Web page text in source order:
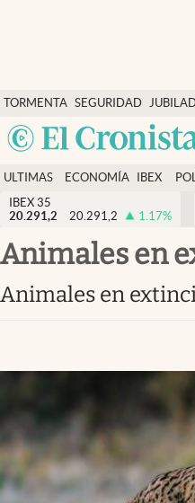
TORMENTA SEGURIDAD
SOCIAL
Economía y finanzas
Política
Actualidad
Criptomonedas
España
ULTIMAS
NOTICIAS
ECONOMÍA
FINANZAS
IBEX
EURO
IBEX 35
20.291,2
20.291,2 1.17%
animales en
animales en